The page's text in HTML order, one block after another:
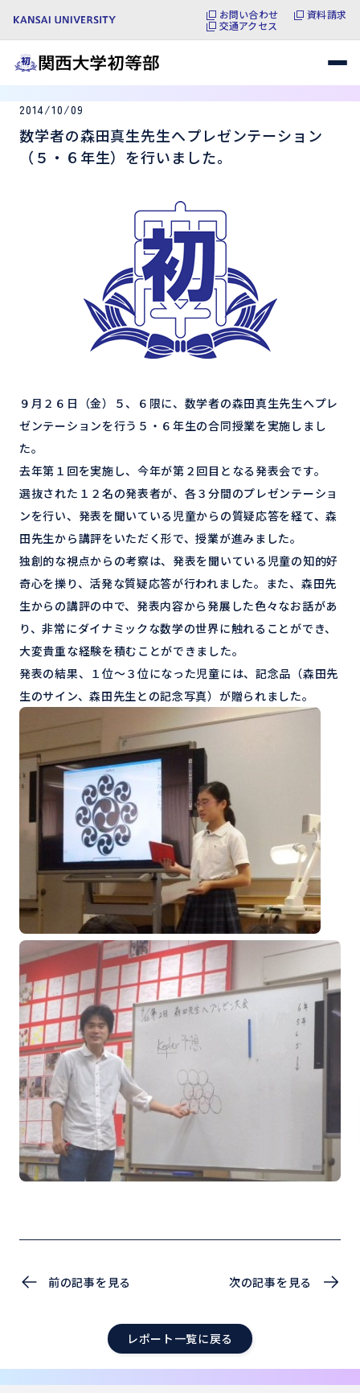
お問い合わせ
資料請求
交通アクセス
2014/10/09
数学者の森田真生先生へプレゼンテーション
（５・６年生）を行いました。
９月２６日（金）５、６限に、数学者の森田真生先生へプレ
ゼンテーションを行う５・６年生の合同授業を実施しまし
た。
去年第１回を実施し、今年が第２回目となる発表会です。
選抜された１２名の発表者が、各３分間のプレゼンテーショ
ンを行い、発表を聞いている児童からの質疑応答を経て、森
田先生から講評をいただく形で、授業が進みました。
独創的な視点からの考察は、発表を聞いている児童の知的好
奇心を擽り、活発な質疑応答が行われました。また、森田先
生からの講評の中で、発表内容から発展した色々なお話があ
り、非常にダイナミックな数学の世界に触れることができ、
大変貴重な経験を積むことができました。
発表の結果、１位～３位になった児童には、記念品（森田先
生のサイン、森田先生との記念写真）が贈られました。
前の記事を見る
レポート一覧に戻る
次の記事を見る